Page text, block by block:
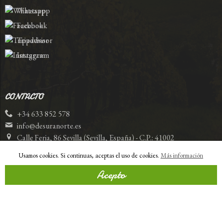
Usamos cookies. Si continuas, aceptas el uso de cookies. Más información
Acepto
Whatsapp
Facebook
Tripadvisor
Instagram
CONTACTO
+34 633 852 578
info@desuranorte.es
Calle Feria, 86 Sevilla (Sevilla, España) - C.P.: 41002
Linkasoft LeKommerce